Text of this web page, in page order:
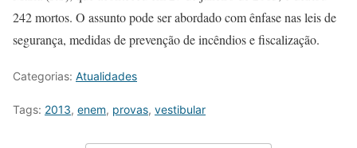
242 mortos. O assunto pode ser abordado com ênfase nas leis de
segurança, medidas de prevenção de incêndios e fiscalização.
Categorias: Atualidades
Tags: 2013, enem, provas, vestibular